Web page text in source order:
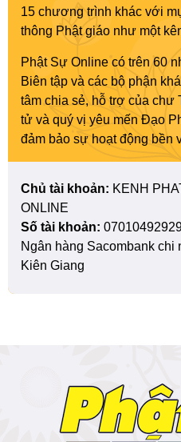
15 chương trình khác với
thông Phật giáo như một
Phật Sự Online có trên 60
Biên tập và các bộ phận
tâm chia sẻ, hỗ trợ của chư
tử và quý vị yêu mến Đạo
đảm bảo sự hoạt động bền
Chủ tài khoản: KENH
ONLINE
Số tài khoản:
Ngân hàng Sacombank chi
Kiên Giang